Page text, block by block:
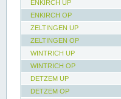
ENKIRCH UP
ENKIRCH OP
ZELTINGEN UP
ZELTINGEN OP
WINTRICH UP
WINTRICH OP
DETZEM UP
DETZEM OP